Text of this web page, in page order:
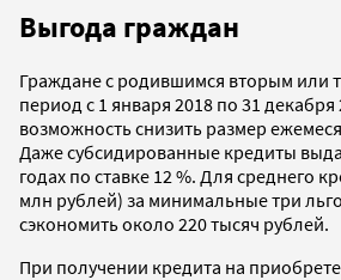
Выгода граждан
Граждане с родившимся вторым или
период с 1 января 2018 по 31
возможность снизить размер
Даже субсидированные кредиты
годах по ставке 12 %. Для среднего
млн рублей) за минимальные три
сэкономить около 220 тысяч рублей.
При получении кредита на